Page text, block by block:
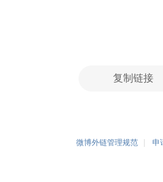
复制链接
微博外链管理规范 申